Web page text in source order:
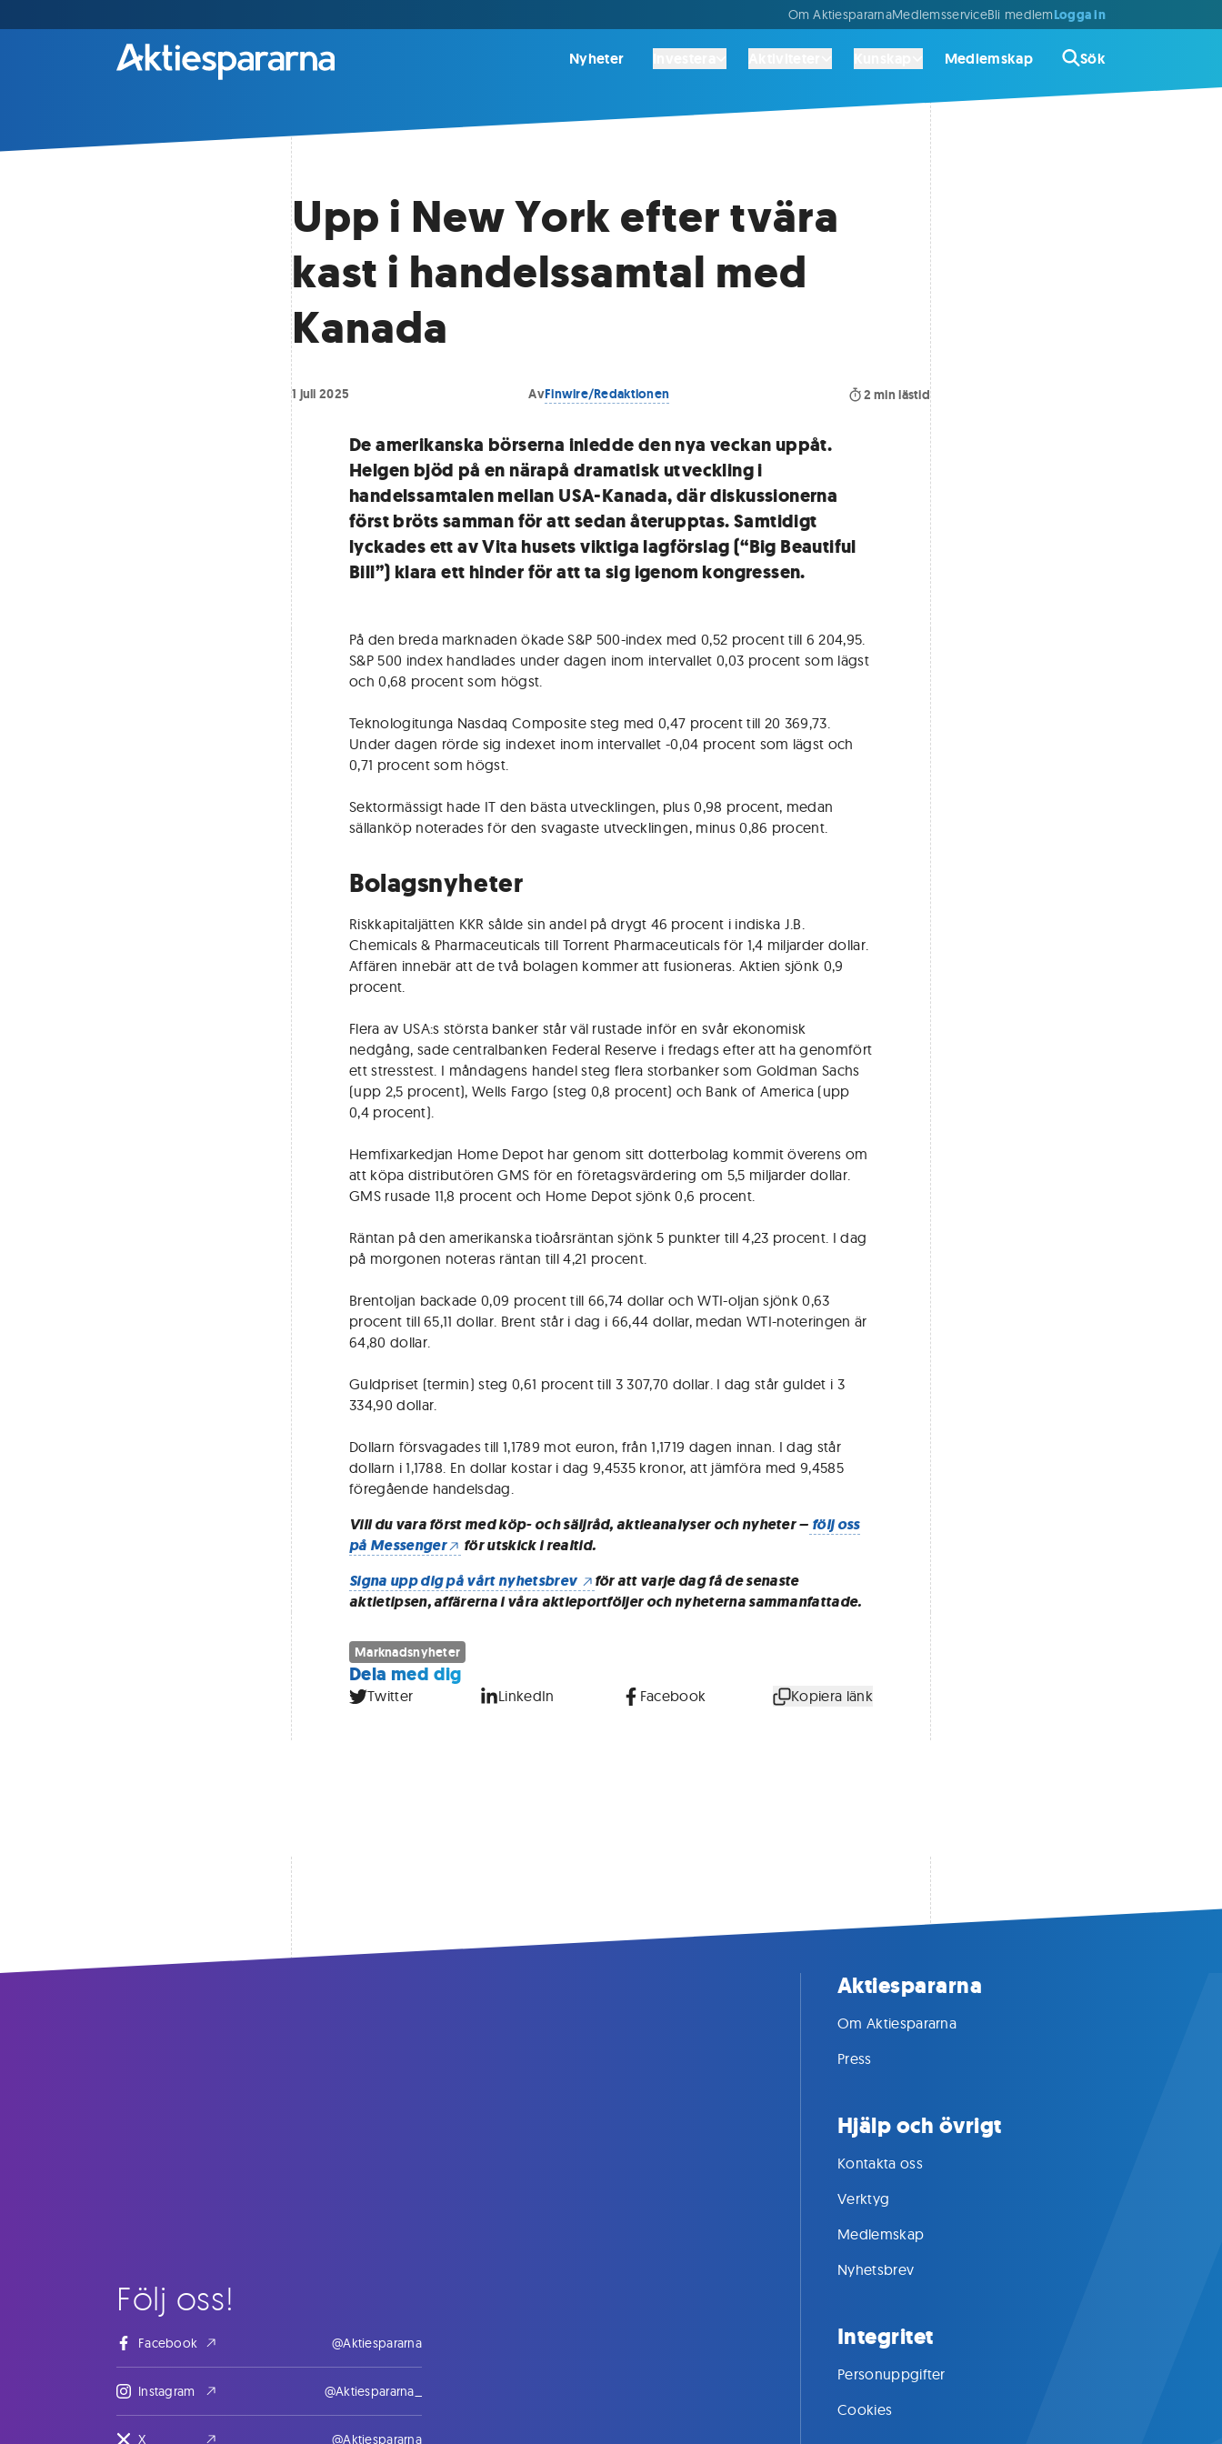
Om AktiespararnaMedlemsserviceBli medlemLogga in
Nyheter Medlemskap Sök
Upp i New York efter tvära
kast i handelssamtal med
Kanada
1 juli 2025 AvFinwire/Redaktionen 2 min lästid
De amerikanska börserna inledde den nya veckan uppåt.
Helgen bjöd på en närapå dramatisk utveckling i
handelssamtalen mellan USA-Kanada, där diskussionerna
först bröts samman för att sedan återupptas. Samtidigt
lyckades ett av Vita husets viktiga lagförslag (“Big Beautiful
Bill”) klara ett hinder för att ta sig igenom kongressen.
På den breda marknaden ökade S&P 500-index med 0,52 procent till 6 204,95.
S&P 500 index handlades under dagen inom intervallet 0,03 procent som lägst
och 0,68 procent som högst.
Teknologitunga Nasdaq Composite steg med 0,47 procent till 20 369,73.
Under dagen rörde sig indexet inom intervallet -0,04 procent som lägst och
0,71 procent som högst.
Sektormässigt hade IT den bästa utvecklingen, plus 0,98 procent, medan
sällanköp noterades för den svagaste utvecklingen, minus 0,86 procent.
Bolagsnyheter
Riskkapitaljätten KKR sålde sin andel på drygt 46 procent i indiska J.B.
Chemicals & Pharmaceuticals till Torrent Pharmaceuticals för 1,4 miljarder dollar.
Affären innebär att de två bolagen kommer att fusioneras. Aktien sjönk 0,9
procent.
Flera av USA:s största banker står väl rustade inför en svår ekonomisk
nedgång, sade centralbanken Federal Reserve i fredags efter att ha genomfört
ett stresstest. I måndagens handel steg flera storbanker som Goldman Sachs
(upp 2,5 procent), Wells Fargo (steg 0,8 procent) och Bank of America (upp
0,4 procent).
Hemfixarkedjan Home Depot har genom sitt dotterbolag kommit överens om
att köpa distributören GMS för en företagsvärdering om 5,5 miljarder dollar.
GMS rusade 11,8 procent och Home Depot sjönk 0,6 procent.
Räntan på den amerikanska tioårsräntan sjönk 5 punkter till 4,23 procent. I dag
på morgonen noteras räntan till 4,21 procent.
Brentoljan backade 0,09 procent till 66,74 dollar och WTI-oljan sjönk 0,63
procent till 65,11 dollar. Brent står i dag i 66,44 dollar, medan WTI-noteringen är
64,80 dollar.
Guldpriset (termin) steg 0,61 procent till 3 307,70 dollar. I dag står guldet i 3
334,90 dollar.
Dollarn försvagades till 1,1789 mot euron, från 1,1719 dagen innan. I dag står
dollarn i 1,1788. En dollar kostar i dag 9,4535 kronor, att jämföra med 9,4585
föregående handelsdag.
Vill du vara först med köp- och säljråd, aktieanalyser och nyheter – följ oss
på Messenger
för utskick i realtid.
Signa upp dig på vårt nyhetsbrev
för att varje dag få de senaste
aktietipsen, affärerna i våra aktieportföljer och nyheterna sammanfattade.
Marknadsnyheter
Dela med dig
Twitter LinkedIn Facebook Kopiera länk
Följ oss!
Facebook @Aktiespararna
Instagram @Aktiespararna_
X @Aktiespararna
Aktiespararna
Om Aktiespararna
Press
Hjälp och övrigt
Kontakta oss
Verktyg
Medlemskap
Nyhetsbrev
Integritet
Personuppgifter
Cookies